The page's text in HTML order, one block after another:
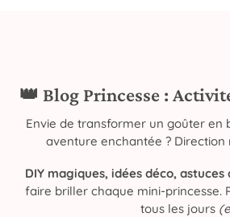
👑 Blog Princesse :
Envie de transformer un goûter
aventure enchantée ? Direction
DIY magiques, idées déco,
faire briller chaque mini-princesse.
tous les jours